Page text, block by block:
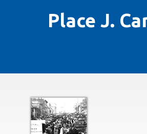
Place J.